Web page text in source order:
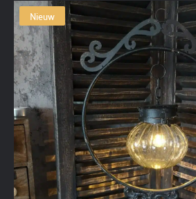
Nieuw